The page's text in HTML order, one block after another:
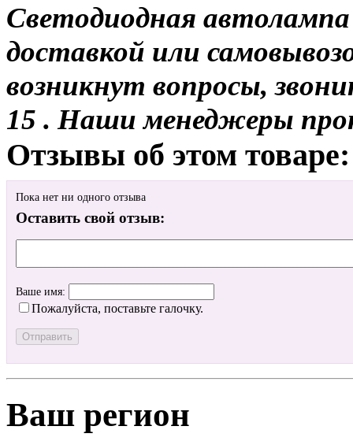
Светодиодная
доставкой или
возникнут вопросы,
15 . Наши менеджеры
Отзывы об этом товаре:
Пока нет ни одного отзыва
Оставить свой отзыв:
Ваше имя:
Пожалуйста, поставьте галочку.
Ваш регион